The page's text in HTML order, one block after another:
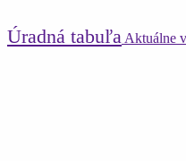
Úradná tabuľa Aktuálne